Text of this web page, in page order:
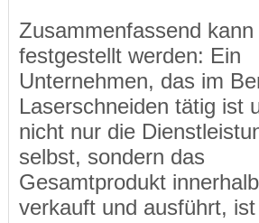
Zusammenfassend kann
festgestellt werden: Ein
Unternehmen, das im
Laserschneiden tätig ist
nicht nur die
selbst, sondern das
Gesamtprodukt
verkauft und ausführt,